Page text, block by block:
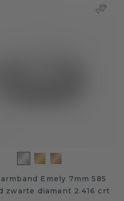
Emely 7mm 585
zwarte diamant 2.416 crt